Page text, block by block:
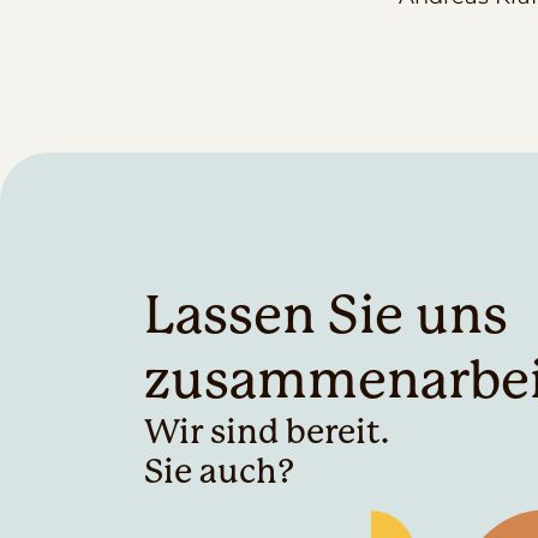
Lassen Sie uns
Wir sind bereit.
Sie auch?